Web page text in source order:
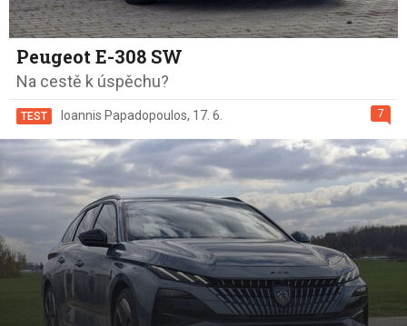
Peugeot E-308 SW
Na cestě k úspěchu?
7
TEST Ioannis Papadopoulos, 17. 6.